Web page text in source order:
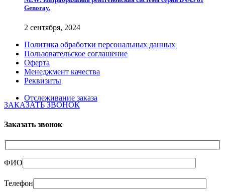
Genoray.
2 сентября, 2024
Политика обработки персональных данных
Пользовательское соглашение
Оферта
Менеджмент качества
Реквизиты
Отслеживание заказа
ЗАКАЗАТЬ ЗВОНОК
Заказать звонок
ФИО
Телефон